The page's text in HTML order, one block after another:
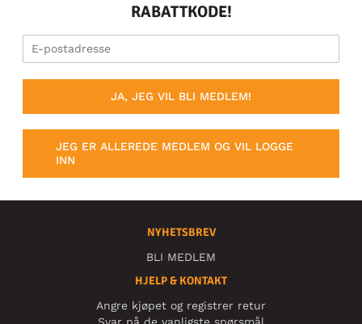
RABATTKODE!
JA, JEG VIL BLI MEDLEM!
JEG ER ALLEREDE MEDLEM OG VIL LOGGE
INN
NYHETSBREV
BLI MEDLEM
HJELP & KONTAKT
Angre kjøpet og registrer retur